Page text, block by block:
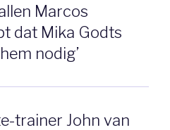
Marcos
dat Mika Godts
nodig’
trainer John van